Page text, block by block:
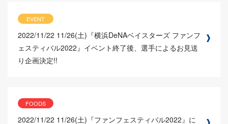
EVENT
2022/11/22 11/26(土)『横浜DeNAベイスターズ ファンフ
ェスティバル2022』イベント終了後、選手によるお見送
り企画決定!!
FOODS
2022/11/22 11/26(土)『ファンフェスティバル2022』に